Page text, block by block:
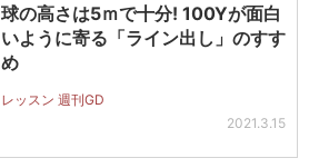
球の高さは5ｍで十分! 100Yが面白
いように寄る「ライン出し」のすす
め
レッスン 週刊GD
2021.3.15